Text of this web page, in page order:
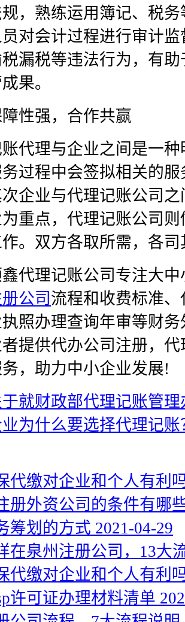
，熟练运用簿记、税
对会计过程进行审计
漏税等违法行为，有
果。
强，合作共赢
理与企业之间是一种
过程中会签拟相关的
企业与代理记账公司
重点，代理记账公司
。双方各取所需，各
理记账公司专注大中
公司 流程和收费标准
照办理查询年审等财
提供代办公司注册，
，助力中小企业发展!
就财政部代理记账管
为什么要选择代理记账
代缴对企业和个人有利
册外资公司的条件有哪
筹划的方式 2021-04-29
在泉州注册公司，13大
代缴对企业和个人有利
许可证办理材料清单